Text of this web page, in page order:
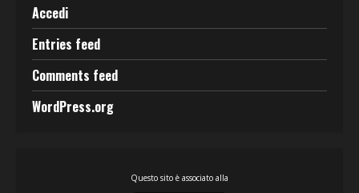
Accedi
Entries feed
Comments feed
WordPress.org
Questo sito è associato alla